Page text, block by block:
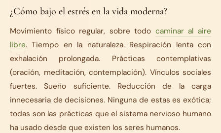
¿Cómo bajo el estrés en la vida moderna?
Movimiento físico regular, sobre todo caminar al aire
libre. Tiempo en la naturaleza. Respiración lenta con
exhalación prolongada. Prácticas contemplativas
(oración, meditación, contemplación). Vínculos sociales
fuertes. Sueño suficiente. Reducción de la carga
innecesaria de decisiones. Ninguna de estas es exótica;
todas son las prácticas que el sistema nervioso humano
ha usado desde que existen los seres humanos.